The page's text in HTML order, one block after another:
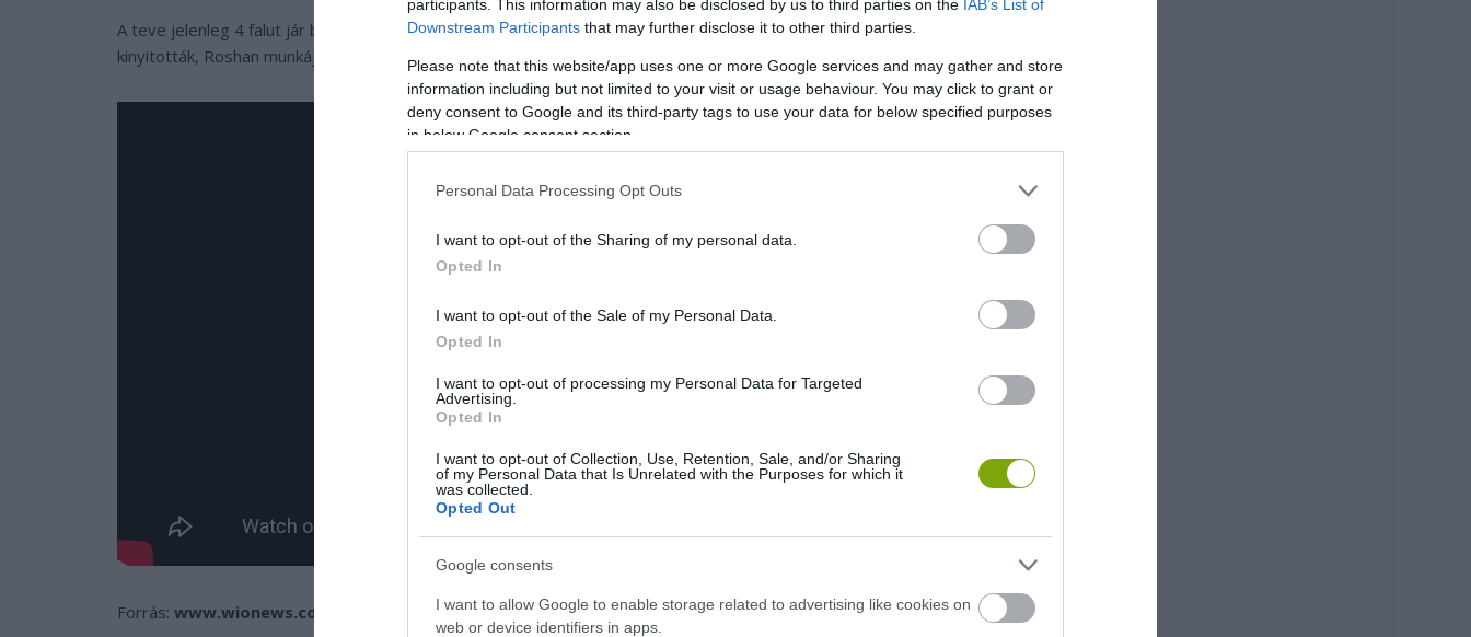
participants. This information may also be disclosed by us to third parties on the IAB’s List of
Downstream Participants that may further disclose it to other third parties.
Please note that this website/app uses one or more Google services and may gather and store
information including but not limited to your visit or usage behaviour. You may click to grant or
deny consent to Google and its third-party tags to use your data for below specified purposes
in below Google consent section.
Personal Data Processing Opt Outs
I want to opt-out of the Sharing of my personal data.
Opted In
I want to opt-out of the Sale of my Personal Data.
Opted In
I want to opt-out of processing my Personal Data for Targeted
Advertising.
Opted In
I want to opt-out of Collection, Use, Retention, Sale, and/or Sharing
of my Personal Data that Is Unrelated with the Purposes for which it
was collected.
Opted Out
Google consents
I want to allow Google to enable storage related to advertising like cookies on
web or device identifiers in apps.
A teve jelenleg 4 falut jár be, minden vasárnap hozza a friss olvasmányokat. Bár az iskolákat azóta újra
kinyitották, Roshan munkájára továbbra is igényt tartanak a falvak lakói.
Forrás: www.wionews.com